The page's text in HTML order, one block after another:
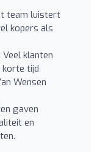
team luistert
kopers als
Veel klanten
korte tijd
Wensen
gaven
en